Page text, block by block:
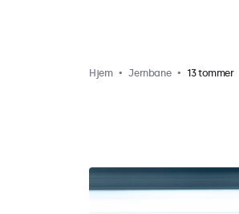
Hjem Jernbane 13 tommer